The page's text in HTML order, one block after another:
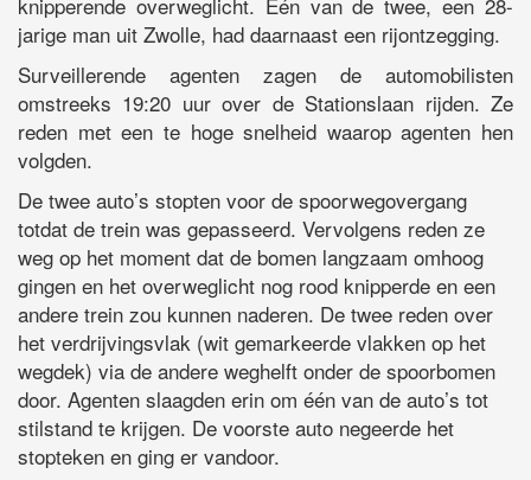
jarige man uit Zwolle, had daarnaast een rijontzegging.
Surveillerende agenten zagen de automobilisten
omstreeks 19:20 uur over de Stationslaan rijden. Ze
reden met een te hoge snelheid waarop agenten hen
volgden.
De twee auto’s stopten voor de spoorwegovergang
totdat de trein was gepasseerd. Vervolgens reden ze
weg op het moment dat de bomen langzaam omhoog
gingen en het overweglicht nog rood knipperde en een
andere trein zou kunnen naderen. De twee reden over
het verdrijvingsvlak (wit gemarkeerde vlakken op het
wegdek) via de andere weghelft onder de spoorbomen
door. Agenten slaagden erin om één van de auto’s tot
stilstand te krijgen. De voorste auto negeerde het
stopteken en ging er vandoor.